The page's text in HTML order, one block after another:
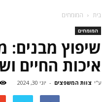
בית המומחים
המומחים
שיפוץ מבנים:
איכות החיים
ע"י צוות המשפצים - יוני 30, 2024